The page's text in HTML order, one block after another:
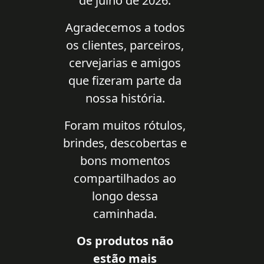
Agradecemos a todos
os clientes, parceiros,
cervejarias e amigos
que fizeram parte da
nossa história.
Foram muitos rótulos,
brindes, descobertas e
bons momentos
compartilhados ao
longo dessa
caminhada.
Os produtos não
estão mais